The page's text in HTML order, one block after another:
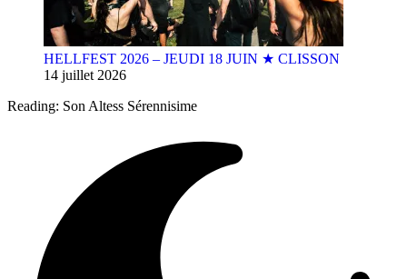
HELLFEST 2026 – JEUDI 18 JUIN ★ CLISSON
14 juillet 2026
Reading: Son Altess Sérennisime